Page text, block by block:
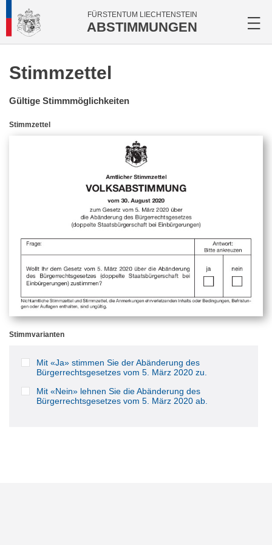
FÜRSTENTUM LIECHTENSTEIN
ABSTIMMUNGEN
Stimmzettel
Gültige Stimmmöglichkeiten
Stimmzettel
Stimmvarianten
Mit «Ja» stimmen Sie der Abänderung des
Bürgerrechtsgesetzes vom 5. März 2020 zu.
Mit «Nein» lehnen Sie die Abänderung des
Bürgerrechtsgesetzes vom 5. März 2020 ab.